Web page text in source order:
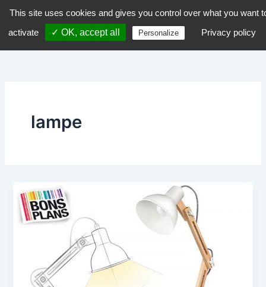
contenu
dZiGue
lampe
This site uses cookies and gives you control over what you want
activate
✓ OK, accept all Personalize Privacy policy